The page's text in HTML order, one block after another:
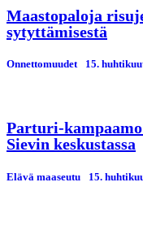
Maastopaloja
sytyttämisestä
Onnettomuudet 15.
Parturi-kampaamo
Sievin keskustassa
Elävä maaseutu 15.